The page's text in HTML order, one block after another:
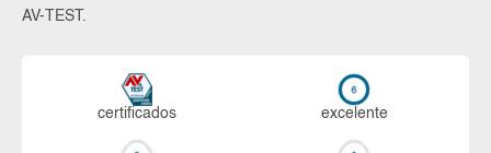
AV-TEST.
certi­ficados ex­ce­len­te